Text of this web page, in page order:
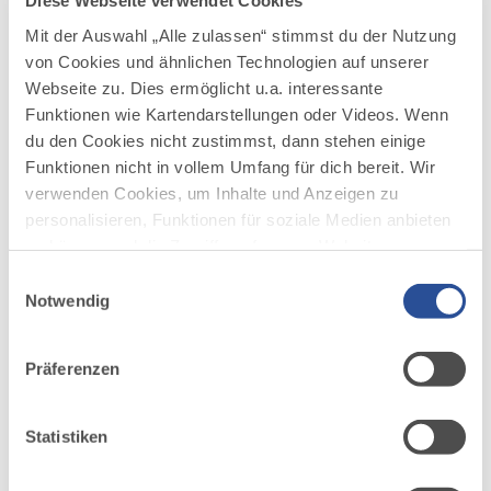
Mit der Auswahl „Alle zulassen“ stimmst du der Nutzung
von Cookies und ähnlichen Technologien auf unserer
Webseite zu. Dies ermöglicht u.a. interessante
Funktionen wie Kartendarstellungen oder Videos. Wenn
du den Cookies nicht zustimmst, dann stehen einige
Funktionen nicht in vollem Umfang für dich bereit. Wir
verwenden Cookies, um Inhalte und Anzeigen zu
personalisieren, Funktionen für soziale Medien anbieten
deiner Verwendung unserer Website an unsere Partner
möglicherweise mit weiteren Daten zusammen, die du
Nutzung der Dienste gesammelt haben.
Notwendig
Präferenzen
Statistiken
DAZU PASSEND
Ähnliche
Veranstaltungen
KONZERT
Tour 2026
02.10.2026
ALLGÄU.